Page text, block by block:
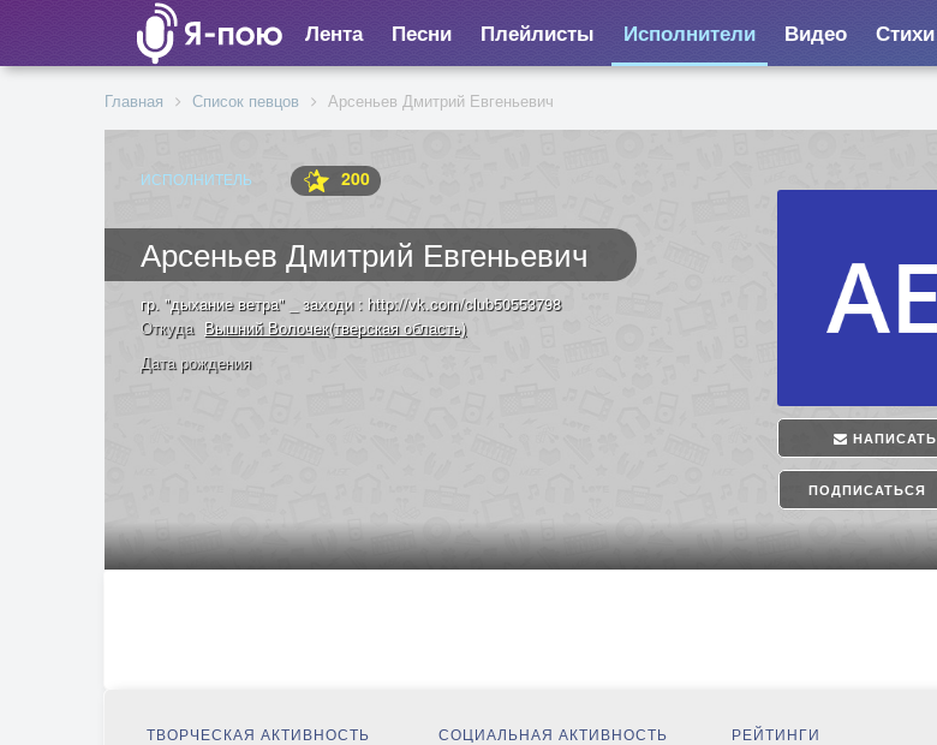
Лента Песни Плейлисты Исполнители Видео Стихи
Главная Список певцов Арсеньев Дмитрий Евгеньевич
ИСПОЛНИТЕЛЬ 200
Арсеньев Дмитрий Евгеньевич
НАПИСАТЬ
ПОДПИСАТЬСЯ
гр. "дыхание ветра" _ заходи : http://vk.com/club50553798
Откуда Вышний Волочек(тверская область)
Дата рождения
ТВОРЧЕСКАЯ АКТИВНОСТЬ СОЦИАЛЬНАЯ АКТИВНОСТЬ РЕЙТИНГИ